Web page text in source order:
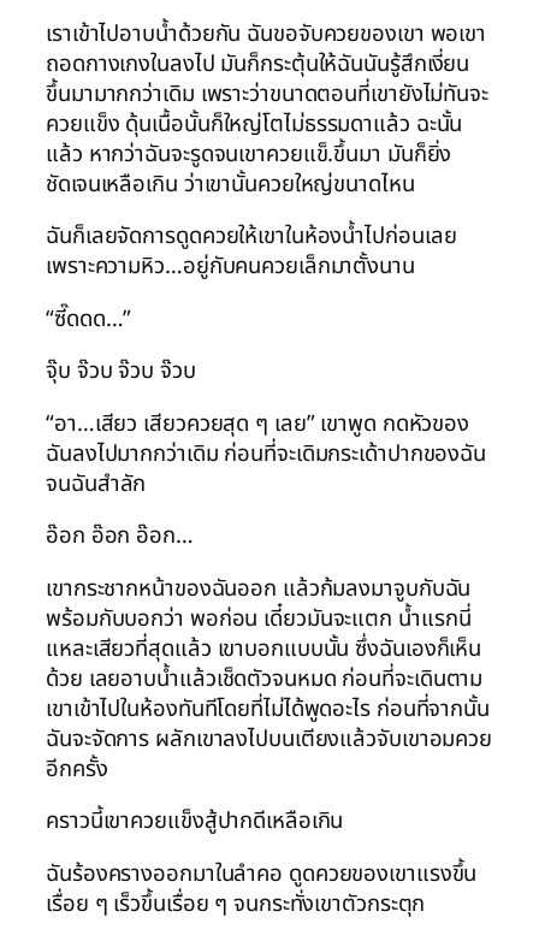
เราเข้าไปอาบน้ำด้วยกัน ฉันขอจับควยของเขา พอเขา
ถอดกางเกงในลงไป มันก็กระตุ้นให้ฉันนันรู้สึกเงี่ยน
ขึ้นมามากกว่าเดิม เพราะว่าขนาดตอนที่เขายังไม่ทันจะ
ควยแข็ง ดุ้นเนื้อนั้นก็ใหญ่โตไม่ธรรมดาแล้ว ฉะนั้น
แล้ว หากว่าฉันจะรูดจนเขาควยแข็.ขึ้นมา มันก็ยิ่ง
ชัดเจนเหลือเกิน ว่าเขานั้นควยใหญ่ขนาดไหน
ฉันก็เลยจัดการดูดควยให้เขาในห้องน้ำไปก่อนเลย
เพราะความหิว…อยู่กับคนควยเล็กมาตั้งนาน
“ซี๊ดดด…”
จุ๊บ จ๊วบ จ๊วบ จ๊วบ
“อา…เสียว เสียวควยสุด ๆ เลย” เขาพูด กดหัวของ
ฉันลงไปมากกว่าเดิม ก่อนที่จะเดิมกระเด้าปากของฉัน
จนฉันสำลัก
อ๊อก อ๊อก อ๊อก…
เขากระชากหน้าของฉันออก แล้วก้มลงมาจูบกับฉัน
พร้อมกับบอกว่า พอก่อน เดี๋ยวมันจะแตก น้ำแรกนี่
แหละเสียวที่สุดแล้ว เขาบอกแบบนั้น ซึ่งฉันเองก็เห็น
ด้วย เลยอาบน้ำแล้วเช็ดตัวจนหมด ก่อนที่จะเดินตาม
เขาเข้าไปในห้องทันทีโดยที่ไม่ได้พูดอะไร ก่อนที่จากนั้น
ฉันจะจัดการ ผลักเขาลงไปบนเตียงแล้วจับเขาอมควย
อีกครั้ง
คราวนี้เขาควยแข็งสู้ปากดีเหลือเกิน
ฉันร้องครางออกมาในลำคอ ดูดควยของเขาแรงขึ้น
เรื่อย ๆ เร็วขึ้นเรื่อย ๆ จนกระทั่งเขาตัวกระตุก